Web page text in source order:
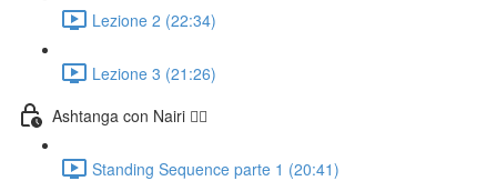
Lezione 2 (22:34)
Lezione 3 (21:26)
Ashtanga con Nairi 🧘‍♀️
Standing Sequence parte 1 (20:41)